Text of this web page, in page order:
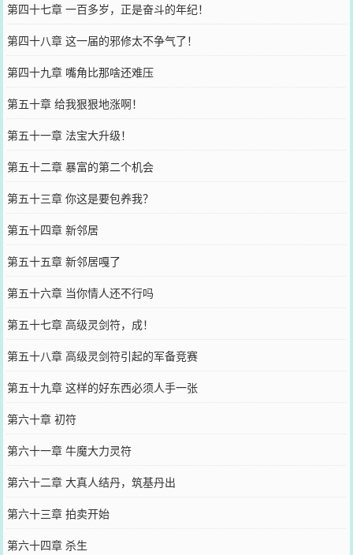
第四十七章 一百多岁，正是奋斗的年纪！
第四十八章 这一届的邪修太不争气了！
第四十九章 嘴角比那啥还难压
第五十章 给我狠狠地涨啊！
第五十一章 法宝大升级！
第五十二章 暴富的第二个机会
第五十三章 你这是要包养我？
第五十四章 新邻居
第五十五章 新邻居嘎了
第五十六章 当你情人还不行吗
第五十七章 高级灵剑符，成！
第五十八章 高级灵剑符引起的军备竞赛
第五十九章 这样的好东西必须人手一张
第六十章 初符
第六十一章 牛魔大力灵符
第六十二章 大真人结丹，筑基丹出
第六十三章 拍卖开始
第六十四章 杀生